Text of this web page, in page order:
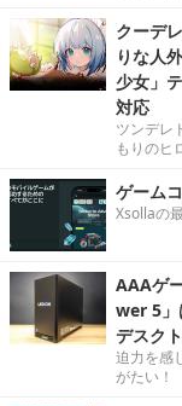
クーデ
りな人
少女」
対応
ツンデレ
もりのヒ
ゲーム
Xsollaの
AAAゲ
wer 5」
デスク
迫力を感
がたい！